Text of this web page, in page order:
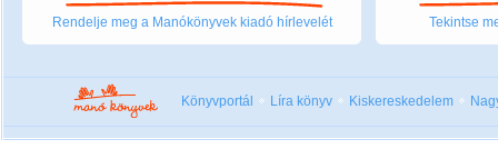
Rendelje meg a Manókönyvek kiadó hírlevelét Tekintse
Könyvportál Líra könyv Kiskereskedelem